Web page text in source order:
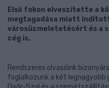
Első fokon elveszítette a
megtagadása miatt
városüzmeletetésért és a
cég is.
Rendszeres olvasóink
foglalkozunk a két